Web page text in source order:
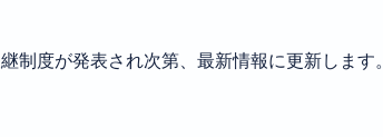
制度が発表され次第、最新情報に更新します。